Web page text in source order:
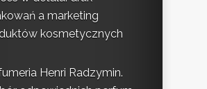
a marketing
kosmetycznych
Henri Radzymin.